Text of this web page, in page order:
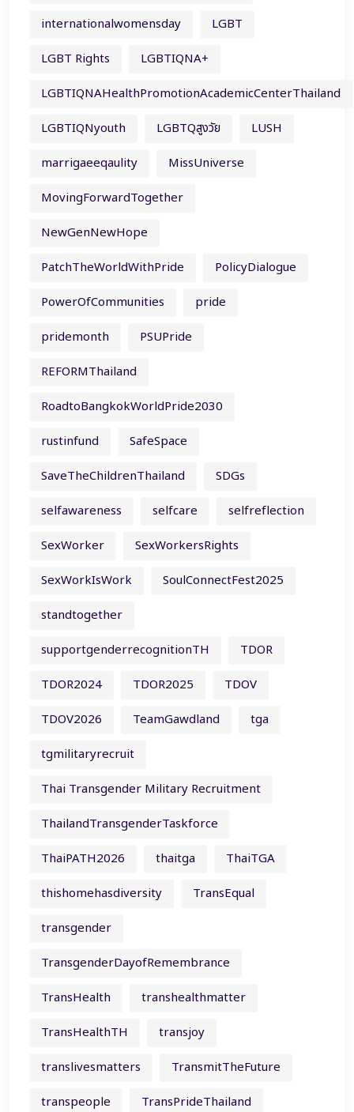
internationalwomensday
LGBT
LGBT Rights
LGBTIQNA+
LGBTIQNAHealthPromotionAcademicCenterThailand
LGBTIQNyouth
LGBTQสูงวัย
LUSH
marrigaeeqaulity
MissUniverse
MovingForwardTogether
NewGenNewHope
PatchTheWorldWithPride
PolicyDialogue
PowerOfCommunities
pride
pridemonth
PSUPride
REFORMThailand
RoadtoBangkokWorldPride2030
rustinfund
SafeSpace
SaveTheChildrenThailand
SDGs
selfawareness
selfcare
selfreflection
SexWorker
SexWorkersRights
SexWorkIsWork
SoulConnectFest2025
standtogether
supportgenderrecognitionTH
TDOR
TDOR2024
TDOR2025
TDOV
TDOV2026
TeamGawdland
tga
tgmilitaryrecruit
Thai Transgender Military Recruitment
ThailandTransgenderTaskforce
ThaiPATH2026
thaitga
ThaiTGA
thishomehasdiversity
TransEqual
transgender
TransgenderDayofRemembrance
TransHealth
transhealthmatter
TransHealthTH
transjoy
translivesmatters
TransmitTheFuture
transpeople
TransPrideThailand